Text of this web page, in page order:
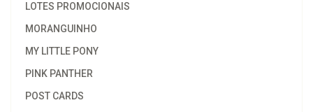
LOTES PROMOCIONAIS
MORANGUINHO
MY LITTLE PONY
PINK PANTHER
POST CARDS